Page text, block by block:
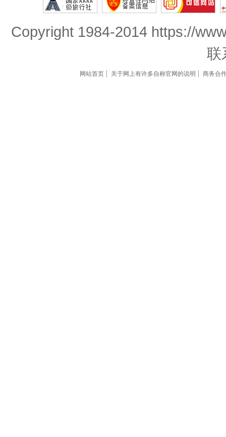
Copyright 1984-2014 https://
联
网站首页 关于网上有许多自称官网的说明 商务合